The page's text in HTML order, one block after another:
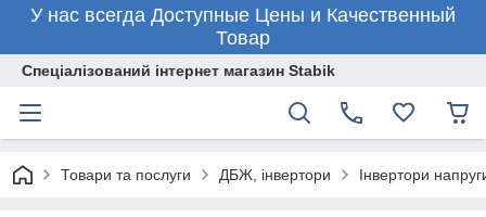
У нас всегда Доступные Цены и Качественный
Товар
Спеціалізований інтернет магазин Stabik
Товари та послуги ДБЖ, інвертори Інвертори